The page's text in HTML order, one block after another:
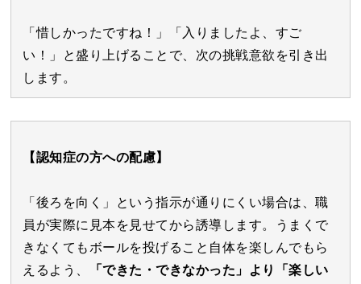
「惜しかったですね！」「入りましたよ、すご
い！」と盛り上げることで、次の挑戦意欲を引き出
します。
【認知症の方への配慮】
「後ろを向く」という指示が通りにくい場合は、職
員が実際に見本を見せてから誘導します。うまくで
きなくてもボールを投げること自体を楽しんでもら
えるよう、
「できた・できなかった」より「楽しい